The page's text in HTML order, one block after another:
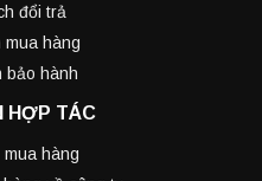
đổi trả
hàng
bảo hành
HỢP TÁC
hàng